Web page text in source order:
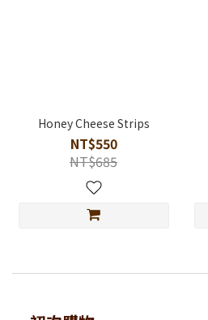
Honey Cheese Strips
NT$550
NT$685